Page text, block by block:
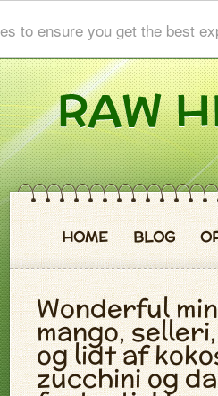
to ensure you get the best
HOME BLOG
Wonderful
mango,
og lidt af
zucchini og